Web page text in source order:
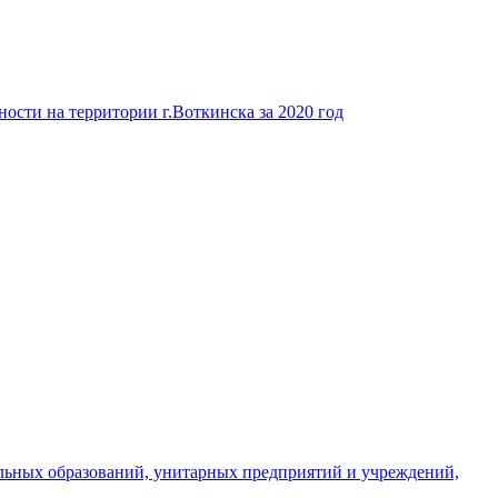
на территории г.Воткинска за 2020 год
образований, унитарных предприятий и учреждений,